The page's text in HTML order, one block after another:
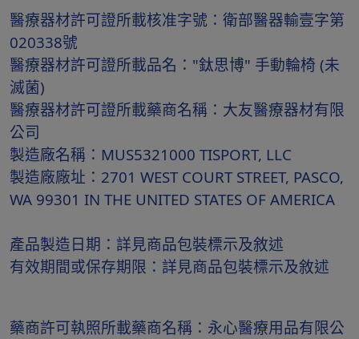
醫療器材許可證所載核准字號：衛部醫器輸壹字第
020338號
醫療器材許可證所載品名："鈦思博" 手動輪椅 (未
滅菌)
醫療器材許可證所載藥商名稱：大友醫療器材有限
公司
製造廠名稱：MUS5321000 TISPORT, LLC
製造廠廠址：2701 WEST COURT STREET, PASCO,
WA 99301 IN THE UNITED STATES OF AMERICA
產品製造日期：詳見商品包裝標示及敘述
有效期間或保存期限：詳見商品包裝標示及敘述
藥商許可執照所載藥商名稱：永心醫療用品有限公